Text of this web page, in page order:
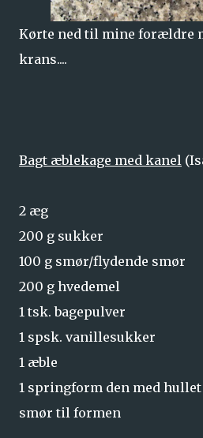
Kørte ned til mine forældre
krans....
Bagt æblekage med kanel
2 æg
200 g sukker
100 g smør/flydende smør
200 g hvedemel
1 tsk. bagepulver
1 spsk. vanillesukker
1 æble
1 springform den med
smør til formen